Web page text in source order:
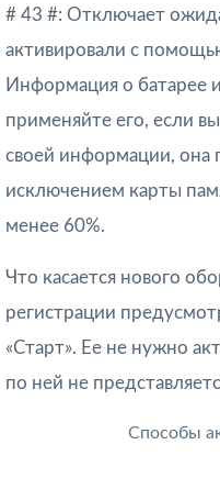
# 43 #: Отключает
активировали с
Информация о батарее
применяйте его, если
своей информации, она
исключением карты
менее 60%.
Что касается нового
регистрации
«Старт». Ее не нужно
по ней не
Способы